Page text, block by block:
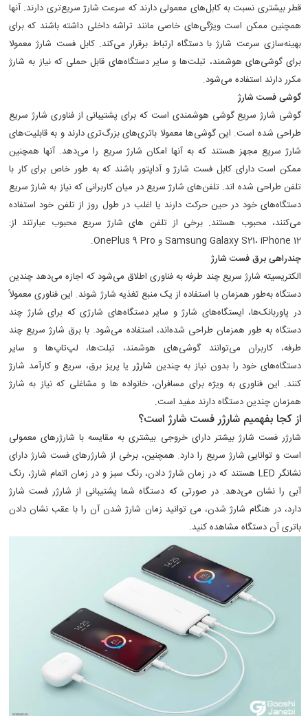
قطر بیشتری نسبت به کابل‌های معمولی دارند که سرعت شارژ سریع‌تری دارند. آنها
همچنین ممکن است ویژگی‌های خاصی مانند تراشه داخلی داشته باشند که برای
بهینه‌سازی سرعت شارژ با دستگاه ارتباط برقرار می‌کند. کابل فست شارژ معمولا
برای گوشی‌های هوشمند، تبلت‌ها و سایر دستگاه‌های قابل حملی که نیاز به شارژ
مکرر دارند استفاده می‌شود.
گوشی فست شارژ
گوشی شارژ سریع گوشی هوشمندی است که برای پشتیبانی از فناوری شارژ سریع
طراحی شده است. این گوشی‌ها معمولا باتری‌های بزرگ‌تری دارند و به قابلیت‌های
شارژ سریع مجهز هستند که به آنها امکان شارژ سریع را می‌دهد. آنها همچنین
ممکن است دارای کابل فست شارژ و آداپتور باشند که به طور خاص برای کار با
تلفن طراحی شده اند. تلفن‌های شارژ سریع در میان کاربرانی که نیاز به شارژ سریع
دستگاه‌های خود در حین حرکت دارند یا اغلب در طول روز از تلفن خود استفاده
می‌کنند، محبوب هستند. برخی از تلفن های شارژ سریع محبوب عبارتند از:
Samsung Galaxy S21، iPhone 12 و OnePlus 9 Pro.
چندراهی برق فست شارژ
الکتریسیته شارژ سریع چند طرفه به فناوری اطلاق می‌شود که اجازه می‌دهد چندین
دستگاه به‌طور همزمان با استفاده از یک منبع تغذیه شارژ شوند. این فناوری معمولاً
در پاوربانک‌ها، ایستگاه‌های شارژ و سایر دستگاه‌های شارژی که برای شارژ چند
دستگاه به طور همزمان طراحی شده‌اند، استفاده می‌شود. با برق شارژ سریع چند
طرفه، کاربران می‌توانند گوشی‌های هوشمند، تبلت‌ها، لپ‌تاپ‌ها و سایر
دستگاه‌های خود را بدون نیاز به چندین شارژر یا پریز برق، سریع و کارآمد شارژ
کنند. این فناوری به ویژه برای مسافران، خانواده ها و مشاغلی که نیاز به شارژ
همزمان چندین دستگاه دارند مفید است.
از کجا بفهمیم شارژر فست شارژ است؟
شارژر فست شارژ بیشتر دارای خروجی بیشتری به مقایسه با شارژرهای معمولی
است و توانایی شارژ سریع را دارد. همچنین، برخی از شارژرهای فست شارژ دارای
نشانگر LED هستند که در زمان شارژ دادن، رنگ سبز و در زمان اتمام شارژ، رنگ
آبی را نشان می‌دهد. در صورتی که دستگاه شما پشتیبانی از شارژر فست شارژ
دارد، در هنگام شارژ شدن، می توانید زمان شارژ شدن آن را با عقب نشان دادن
باتری آن دستگاه مشاهده کنید.